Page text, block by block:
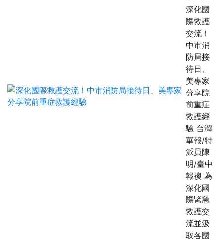
深化國
際救護
交流！
中市消
防局接
待日、
美專家
分享院
前重症
救護經
驗 台灣
華報/特
派員陳
明/臺中
報襖 為
深化國
際緊急
救護交
流並汲
取各國